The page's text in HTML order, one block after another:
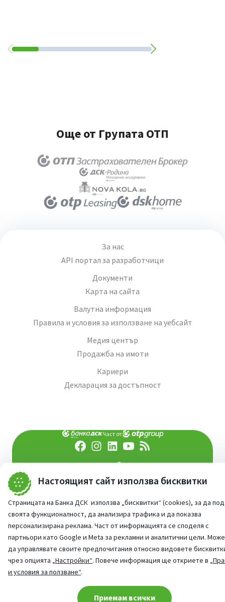
Настоящият сайт използва бисквитки
Страницата на Банка ДСК използва „бисквитки“ (cookies), за да
своята функционалност, да анализира трафика и да показва
персонализирана реклама. Част от информацията се споделя с
партньори като Google и Meta за рекламни и аналитични цели.
да управлявате своите предпочитания относно видовете
чрез опцията „Настройки“. Повече информация ще откриете в
и условия за ползване“.
Приемам всички
Още от Групата ОТП
За нас
API портал за разработчици
Документи
Карта на сайта
Валутна информация
Правила и условия за използване на уебсайт
Медия център
Продажба на имоти
Кариери
Декларация за достъпност
Част от:
При въпроси -попитай AI асистента ни
© 2026Всички права запазени
Cookie consent change